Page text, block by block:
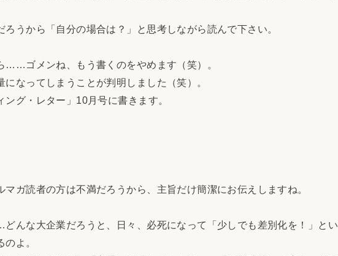
うから「自分の場合は？」と思考しながら読んで下さい。
ゴメンね、もう書くのをやめます（笑）。
なってしまうことが判明しました（笑）。
グ・レター」10月号に書きます。
ガ読者の方は不満だろうから、主旨だけ簡潔にお伝えしますね。
んな大企業だろうと、日々、必死になって「少しでも差別化を！」とい
よ。